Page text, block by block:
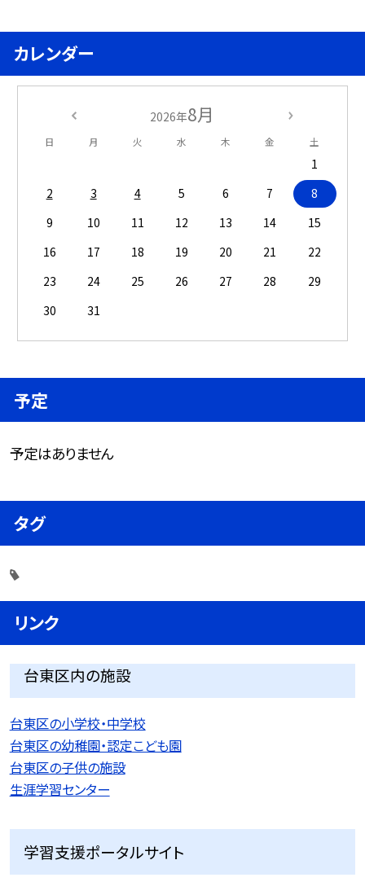
カレンダー
2026年8月
日 月 火 水 木 金 土
1
2
3 4 5 6 7
8
9
10 11 12 13 14
15
16
17 18 19 20 21
22
23
24 25 26 27 28
29
30
31
予定
予定はありません
タグ
リンク
台東区内の施設
台東区の小学校・中学校
台東区の幼稚園・認定こども園
台東区の子供の施設
生涯学習センター
学習支援ポータルサイト